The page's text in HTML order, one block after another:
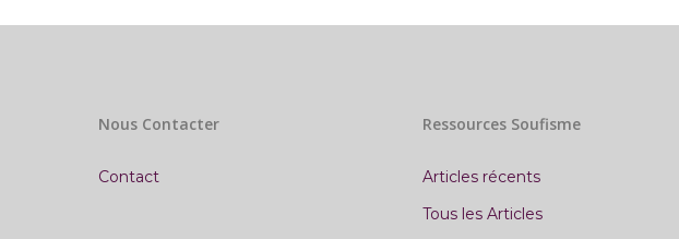
Nous Contacter
Contact
Ressources Soufisme
Articles récents
Tous les Articles